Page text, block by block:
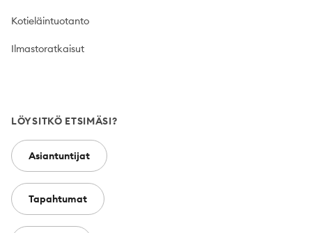
Kotieläintuotanto
Ilmastoratkaisut
LÖYSITKÖ ETSIMÄSI?
Asiantuntijat
Tapahtumat